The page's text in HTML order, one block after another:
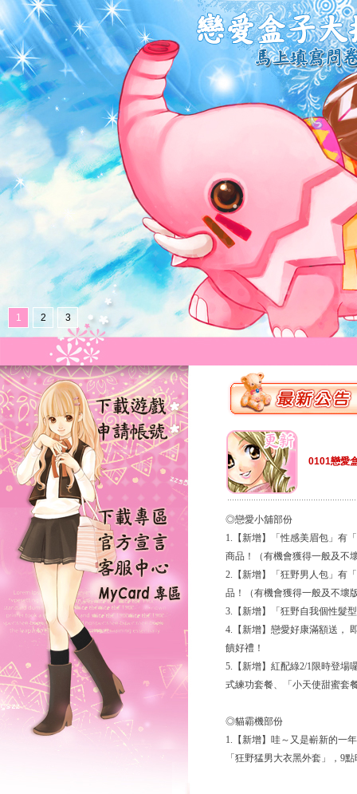
1 2 3
0101戀愛
◎戀愛小舖部份
1.【新增】「性感美眉包」有
商品！（有機會獲得一般及不
2.【新增】「狂野男人包」有
品！（有機會獲得一般及不壞
3.【新增】「狂野自我個性髮
4.【新增】戀愛好康滿額送，
饋好禮！
5.【新增】紅配綠2/1限時登場
式練功套餐、「小天使甜蜜套
◎貓霸機部份
1.【新增】哇～又是嶄新的一
「狂野猛男大衣黑外套」，9